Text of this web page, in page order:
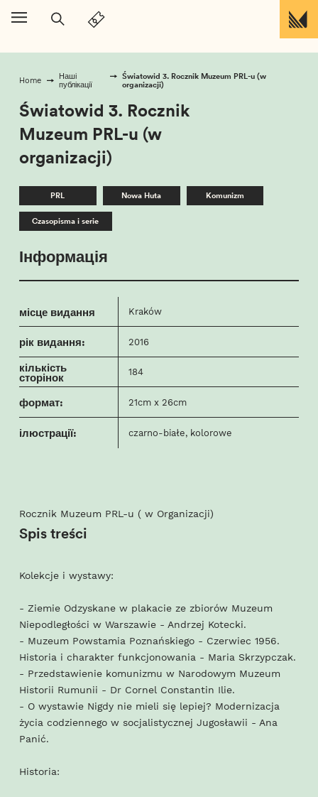
Перейти до вмісту
Home
Наші
публікації
Światowid 3. Rocznik Muzeum PRL-u (w
organizacji)
Światowid 3. Rocznik
Muzeum PRL-u (w
organizacji)
PRL Nowa Huta
Komunizm
Czasopisma i serie
Інформація
місце видання Kraków
рік видання: 2016
кількість
сторінок 184
формат: 21cm x 26cm
ілюстрації: czarno-białe, kolorowe
Rocznik Muzeum PRL-u ( w Organizacji)
Spis treści
Kolekcje i wystawy:
- Ziemie Odzyskane w plakacie ze zbiorów Muzeum
Niepodległości w Warszawie - Andrzej Kotecki.
- Muzeum Powstamia Poznańskiego - Czerwiec 1956.
Historia i charakter funkcjonowania - Maria Skrzypczak.
- Przedstawienie komunizmu w Narodowym Muzeum
Historii Rumunii - Dr Cornel Constantin Ilie.
- O wystawie Nigdy nie mieli się lepiej? Modernizacja
życia codziennego w socjalistycznej Jugosławii - Ana
Panić.
Historia: